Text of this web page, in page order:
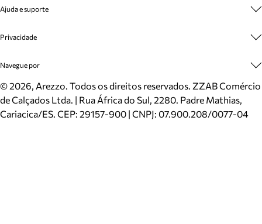
Venda Corporativa
Mapa do Site
Inverno
Mundo Arezzo
Plano de Negócio
Ajuda e suporte
Cadastro
Meus Pedidos
Trocas e Devoluções
Cartão Presente
Localizador de lojas
Privacidade
Politica e Privacidade
Navegue por
Sapatos
Bolsas
Scarpins
©2026, Arezzo. Todos os direitos reservados. ZZAB Comércio
de Calçados Ltda. | Rua África do Sul, 2280. Padre Mathias,
Cariacica/ES. CEP: 29157-900 | CNPJ: 07.900.208/0077-04